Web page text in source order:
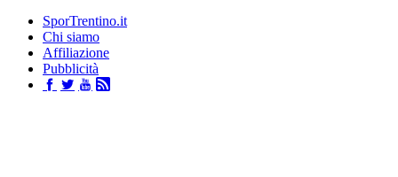
SporTrentino.it
Chi siamo
Affiliazione
Pubblicità